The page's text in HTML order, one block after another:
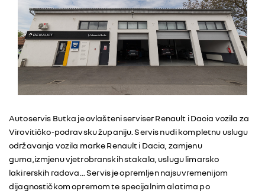
Autoservis Butka je ovlašteni serviser Renault i Dacia vozila za
Virovitičko-podravsku županiju. Servis nudi kompletnu uslugu
održavanja vozila marke Renault i Dacia, zamjenu
guma,izmjenu vjetrobranskih stakala, uslugu limarsko
lakirerskih radova... Servis je opremljen najsuvremenijom
dijagnostičkom opremom te specijalnim alatima po